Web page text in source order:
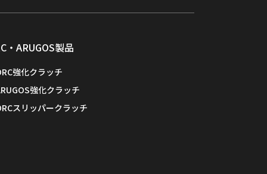
・ARUGOS製品
強化クラッチ
強化クラッチ
スリッパークラッチ